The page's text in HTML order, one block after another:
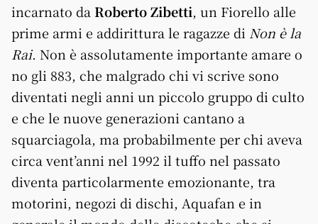
incarnato da Roberto Zibetti, un Fiorello alle
prime armi e addirittura le ragazze di Non è la
Rai. Non è assolutamente importante amare o
no gli 883, che malgrado chi vi scrive sono
diventati negli anni un piccolo gruppo di culto
e che le nuove generazioni cantano a
squarciagola, ma probabilmente per chi aveva
circa vent’anni nel 1992 il tuffo nel passato
diventa particolarmente emozionante, tra
motorini, negozi di dischi, Aquafan e in